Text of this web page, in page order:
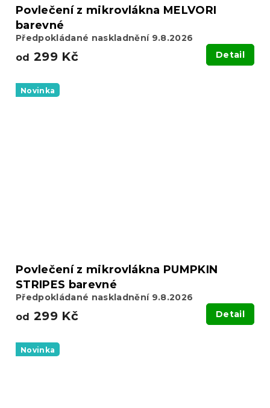
Povlečení z mikrovlákna MELVORI
barevné
Předpokládané naskladnění 9.8.2026
od 299 Kč Detail
Novinka
Povlečení z mikrovlákna PUMPKIN
STRIPES barevné
Předpokládané naskladnění 9.8.2026
od 299 Kč Detail
Novinka